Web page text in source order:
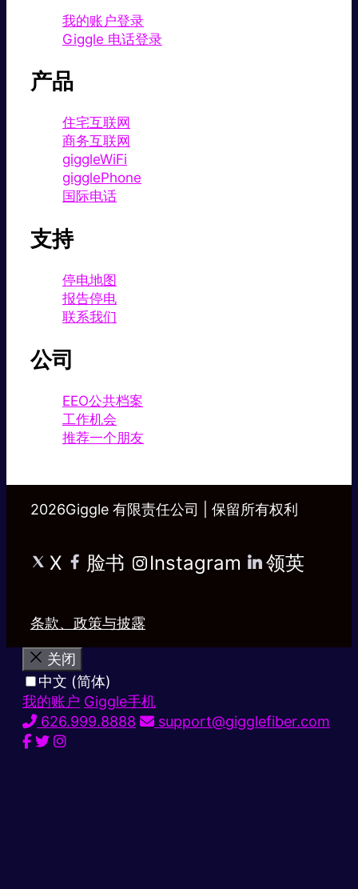
我的账户登录
Giggle 电话登录
产品
住宅互联网
商务互联网
giggleWiFi
gigglePhone
国际电话
支持
停电地图
报告停电
联系我们
公司
EEO公共档案
工作机会
推荐一个朋友
2026Giggle 有限责任公司 | 保留所有权利
X 脸书 Instagram 领英
条款、政策与披露
关闭
中文 (简体)
我的账户 Giggle手机
626.999.8888
support@gigglefiber.com